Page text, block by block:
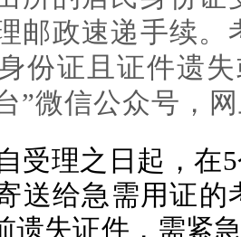
邮政速递手续
份证且证件遗
”微信公众号，
受理之日起，在
送给急需用证
遗失证件，需紧